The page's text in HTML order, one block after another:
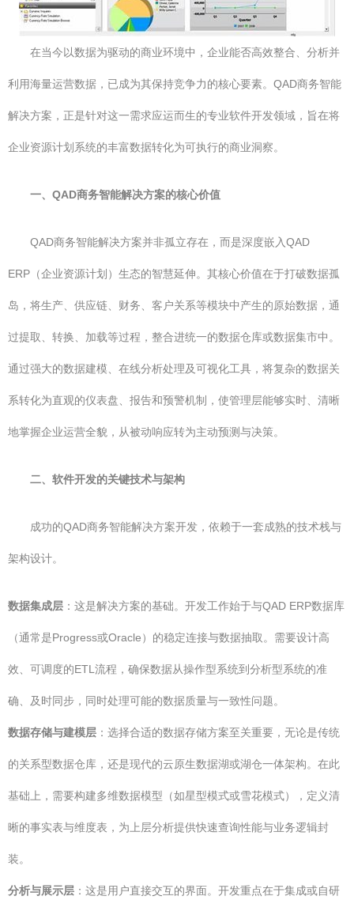
在当今以数据为驱动的商业环境中，企业能否高效整合、分析并
利用海量运营数据，已成为其保持竞争力的核心要素。QAD商务智能
解决方案，正是针对这一需求应运而生的专业软件开发领域，旨在将
企业资源计划系统的丰富数据转化为可执行的商业洞察。
一、QAD商务智能解决方案的核心价值
QAD商务智能解决方案并非孤立存在，而是深度嵌入QAD
ERP（企业资源计划）生态的智慧延伸。其核心价值在于打破数据孤
岛，将生产、供应链、财务、客户关系等模块中产生的原始数据，通
过提取、转换、加载等过程，整合进统一的数据仓库或数据集市中。
通过强大的数据建模、在线分析处理及可视化工具，将复杂的数据关
系转化为直观的仪表盘、报告和预警机制，使管理层能够实时、清晰
地掌握企业运营全貌，从被动响应转为主动预测与决策。
二、软件开发的关键技术与架构
成功的QAD商务智能解决方案开发，依赖于一套成熟的技术栈与
架构设计。
数据集成层 ：这是解决方案的基础。开发工作始于与QAD ERP数据库
（通常是Progress或Oracle）的稳定连接与数据抽取。需要设计高
效、可调度的ETL流程，确保数据从操作型系统到分析型系统的准
确、及时同步，同时处理可能的数据质量与一致性问题。
数据存储与建模层 ：选择合适的数据存储方案至关重要，无论是传统
的关系型数据仓库，还是现代的云原生数据湖或湖仓一体架构。在此
基础上，需要构建多维数据模型（如星型模式或雪花模式），定义清
晰的事实表与维度表，为上层分析提供快速查询性能与业务逻辑封
装。
分析与展示层 ：这是用户直接交互的界面。开发重点在于集成或自研